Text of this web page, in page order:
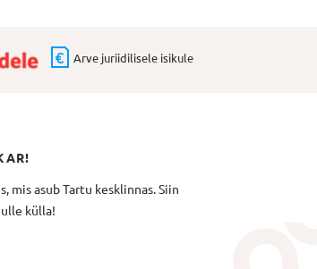
Arve juriidilisele isikule
mis asub Tartu kesklinnas. Siin
külla!